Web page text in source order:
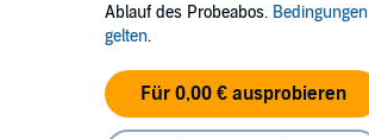
Ablauf des Probeabos. Bedingungen
gelten.
Für 0,00 € ausprobieren